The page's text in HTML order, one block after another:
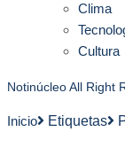
Clima
Cultura
Notinúcleo All Right
Inicio Etiquetas